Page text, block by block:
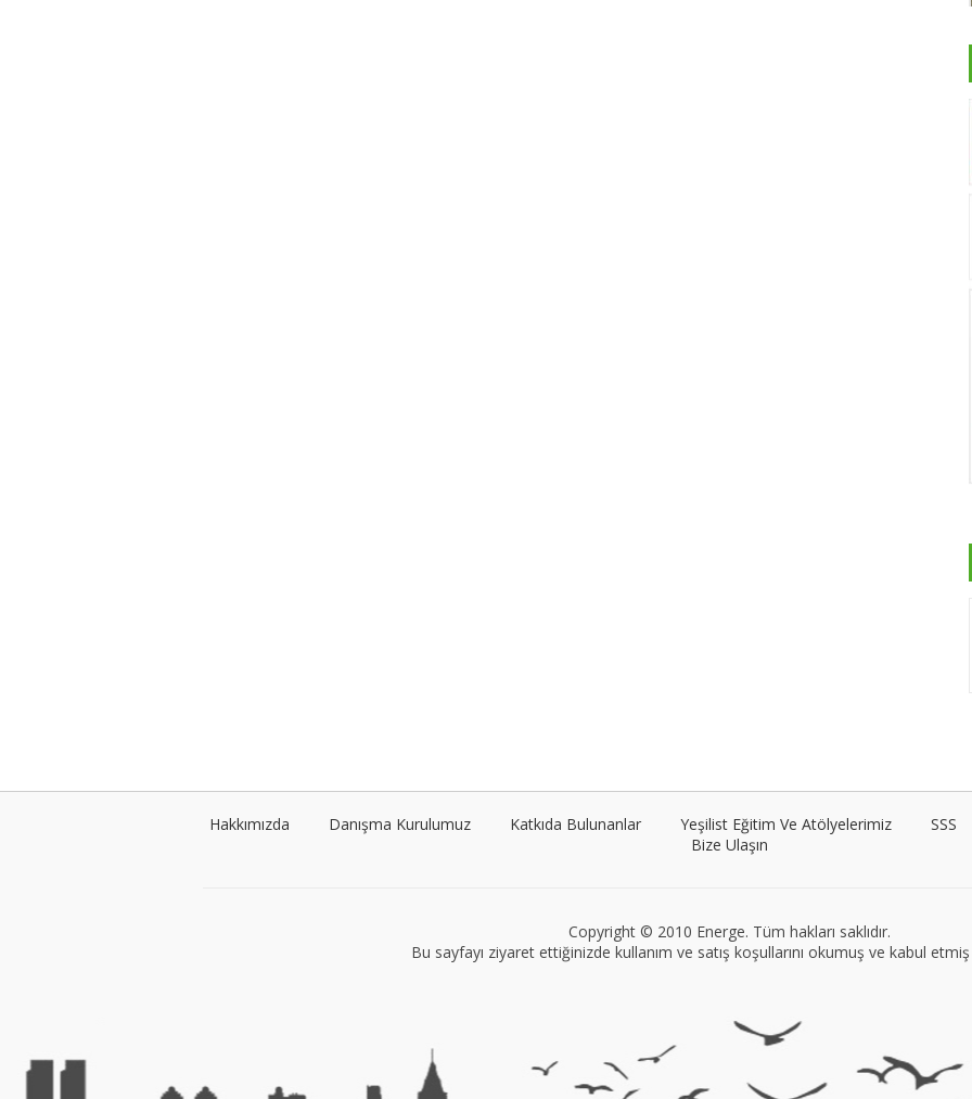
Hakkımızda Danışma Kurulumuz Katkıda Bulunanlar Yeşilist Eğitim Ve Atölyelerimiz SSS
Bize Ulaşın
Copyright © 2010 Energe. Tüm hakları saklıdır.
Bu sayfayı ziyaret ettiğinizde kullanım ve satış koşullarını okumuş ve kabul etmiş